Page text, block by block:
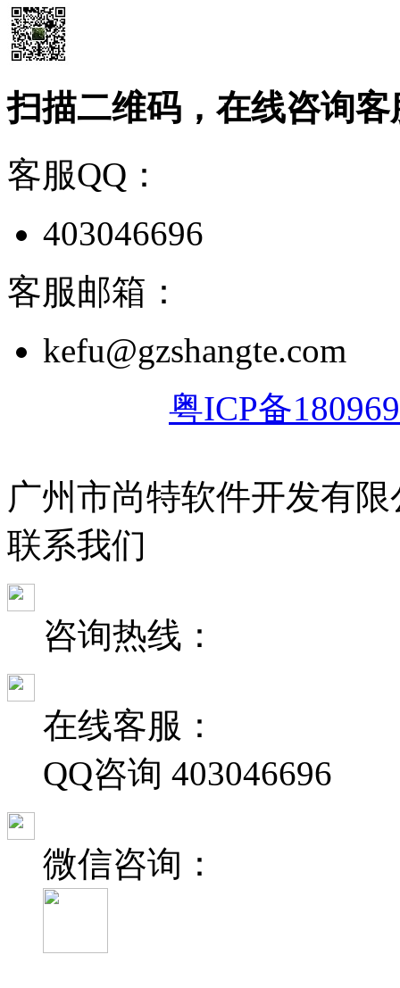
扫描二维码，在线咨询客
客服QQ：
403046696
客服邮箱：
kefu@gzshangte.com
粤ICP备
广州市尚特软件开发有限
联系我们
咨询热线：
在线客服：
QQ咨询 403046696
微信咨询：